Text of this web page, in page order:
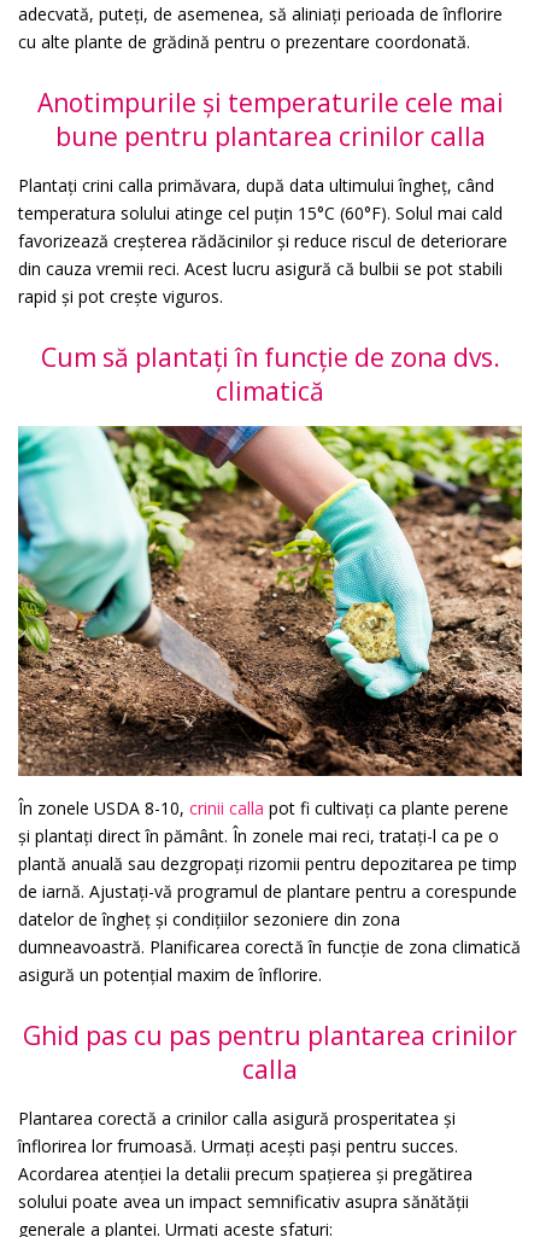
adecvată, puteți, de asemenea, să aliniați perioada de înflorire
cu alte plante de grădină pentru o prezentare coordonată.
Anotimpurile și temperaturile cele mai
bune pentru plantarea crinilor calla
Plantați crini calla primăvara, după data ultimului îngheț, când
temperatura solului atinge cel puțin 15°C (60°F). Solul mai cald
favorizează creșterea rădăcinilor și reduce riscul de deteriorare
din cauza vremii reci. Acest lucru asigură că bulbii se pot stabili
rapid și pot crește viguros.
Cum să plantați în funcție de zona dvs.
climatică
În zonele USDA 8-10, crinii calla pot fi cultivați ca plante perene
și plantați direct în pământ. În zonele mai reci, tratați-l ca pe o
plantă anuală sau dezgropați rizomii pentru depozitarea pe timp
de iarnă. Ajustați-vă programul de plantare pentru a corespunde
datelor de îngheț și condițiilor sezoniere din zona
dumneavoastră. Planificarea corectă în funcție de zona climatică
asigură un potențial maxim de înflorire.
Ghid pas cu pas pentru plantarea crinilor
calla
Plantarea corectă a crinilor calla asigură prosperitatea și
înflorirea lor frumoasă. Urmați acești pași pentru succes.
Acordarea atenției la detalii precum spațierea și pregătirea
solului poate avea un impact semnificativ asupra sănătății
generale a plantei. Urmați aceste sfaturi: